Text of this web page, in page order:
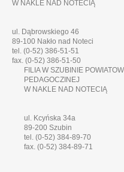
W NAKLE NAD NOTECIĄ
ul. Dąbrowskiego 46
89-100 Nakło nad Noteci
tel. (0-52) 386-51-51
fax. (0-52) 386-51-50
FILIA W SZUBINIE
PEDAGOCZINEJ
W NAKLE NAD NOTECIĄ
ul. Kcyńska 34a
89-200 Szubin
tel. (0-52) 384-89-70
fax. (0-52) 384-89-71